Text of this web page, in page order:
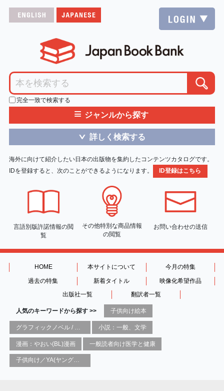
完全一致で検索する
≡ ジャンルから探す
＞ 詳しく検索する
海外に向けて紹介したい日本の出版物を集約したコンテンツカタログです。
IDを登録すると、次のことができるようになります。
ID登録はこちら
言語別版許諾情報の閲
覧
その他特別な商品情報
の閲覧
お問い合わせの送信
HOME 本サイトについて
今月の特集
過去の特集
新着タイトル
映像化希望作品
出版社一覧
翻訳者一覧
人気のキーワードから探す >> 子供向け絵本
小説：一般、文学
漫画：やおい(BL)漫画 一般読者向け医学と健康
子供向け／YA(ヤングアダルト)向け一般：芸術&芸術家